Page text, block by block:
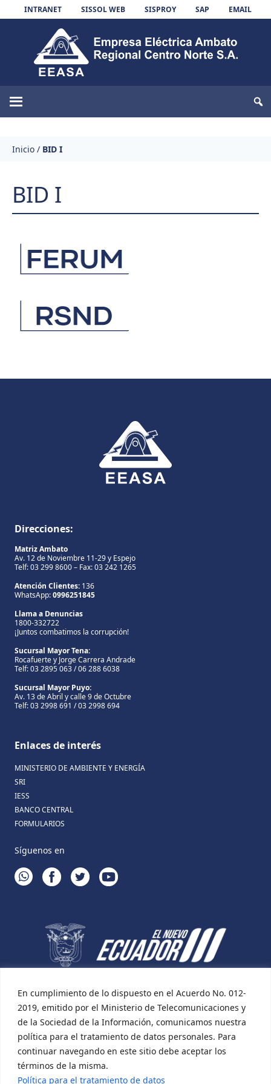
En cumplimiento de lo dispuesto en el Acuerdo No. 012-
2019, emitido por el Ministerio de Telecomunicaciones y
de la Sociedad de la Información, comunicamos nuestra
política para el tratamiento de datos personales. Para
continuar navegando en este sitio debe aceptar los
términos de la misma.
Política para el tratamiento de datos
Skip to content
INTRANET SISSOL WEB SISPROY SAP EMAIL
EEASA
Inicio / BID I
BID I
Direcciones:
Matriz Ambato
Av. 12 de Noviembre 11-29 y Espejo
Telf: 03 299 8600 – Fax: 03 242 1265
Atención Clientes: 136
WhatsApp:0996251845
Llama a Denuncias
1800-332722
¡Juntos combatimos la corrupción!
Sucursal Mayor Tena:
Rocafuerte y Jorge Carrera Andrade
Telf: 03 2895 063 / 06 288 6038
Sucursal Mayor Puyo:
Av. 13 de Abril y calle 9 de Octubre
Telf: 03 2998 691 / 03 2998 694
Enlaces de interés
MINISTERIO DE AMBIENTE Y ENERGÍA
SRI
IESS
BANCO CENTRAL
FORMULARIOS
Síguenos en
WHATSAPPFACEBOOKTWITTERYOUTUBE